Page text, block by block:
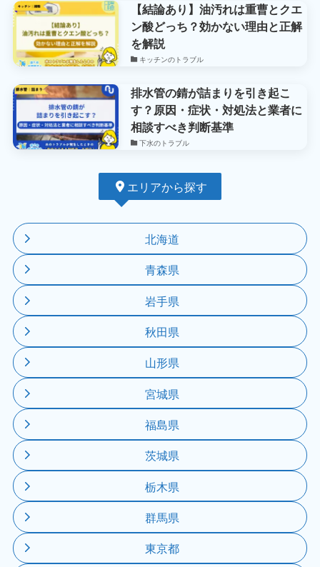
【結論あり】油汚れは重曹とクエ
ン酸どっち？効かない理由と正解
を解説
キッチンのトラブル
排水管の錆が詰まりを引き起こ
す？原因・症状・対処法と業者に
相談すべき判断基準
下水のトラブル
エリアから探す
北海道
青森県
岩手県
秋田県
山形県
宮城県
福島県
茨城県
栃木県
群馬県
東京都